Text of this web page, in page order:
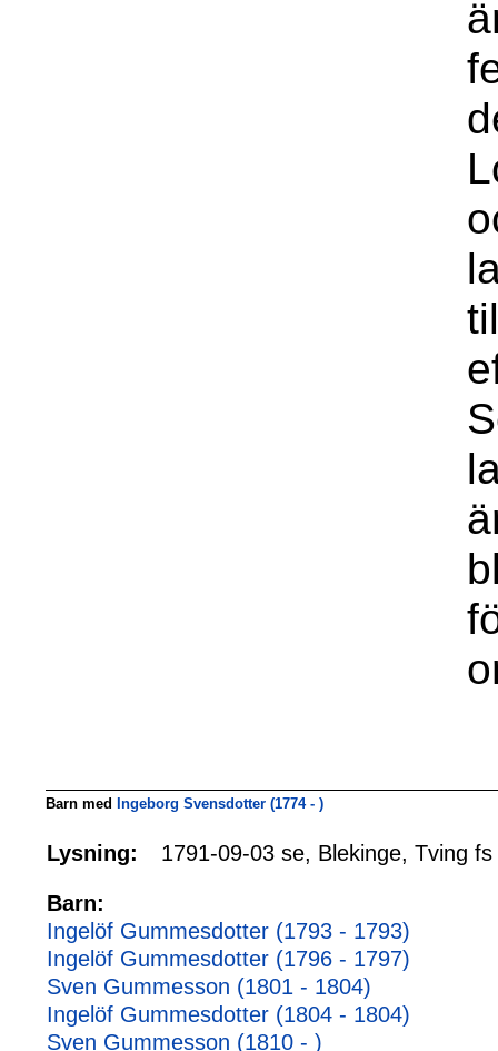
Barn med Ingeborg Svensdotter (1774 - )
Lysning: 1791-09-03 se, Blekinge, Tving fs
Barn:
Ingelöf Gummesdotter (1793 - 1793)
Ingelöf Gummesdotter (1796 - 1797)
Sven Gummesson (1801 - 1804)
Ingelöf Gummesdotter (1804 - 1804)
Sven Gummesson (1810 - )